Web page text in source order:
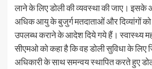
लाने के लिए डोली की व्यवस्था की जाए। इसके
अधिक आयु के बुजुर्ग मतदाताओं और दिव्यांगों को
उपलब्ध कराने के आदेश दिये गये हैं। स्वास्थ्य
सीएमओ को कहा है कि वह डोली सुविधा के लिए
अधिकारी के साथ समन्वय स्थापित करते हुए